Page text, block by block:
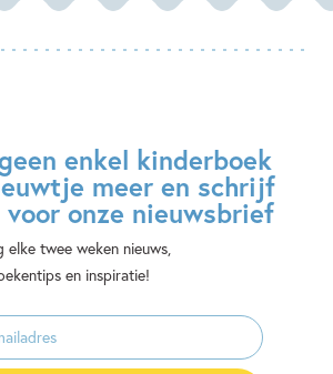
enkel kinderboek
meer en schrijf
onze nieuwsbrief
elke twee weken nieuws,
en inspiratie!